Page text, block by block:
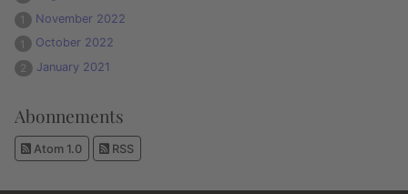
1
November 2022
1
October 2022
2
January 2021
Abonnements
Atom 1.0 RSS